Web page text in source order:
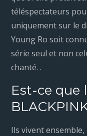
téléspectateurs
uniquement sur le
Young Ro soit
série seul et non
chanté. .
Est-ce que
Ils vivent